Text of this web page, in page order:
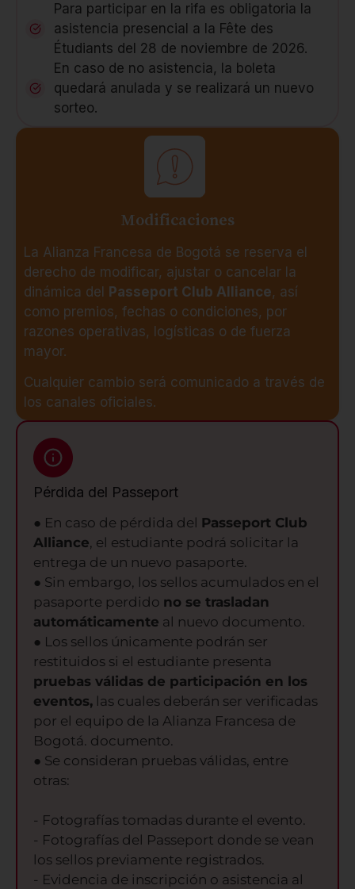
Para participar en la rifa es obligatoria la
asistencia presencial a la Fête des
Étudiants del 28 de noviembre de 2026.
En caso de no asistencia, la boleta
quedará anulada y se realizará un nuevo
sorteo.
Modificaciones
La Alianza Francesa de Bogotá se reserva el
derecho de modificar, ajustar o cancelar la
dinámica del Passeport Club Alliance, así
como premios, fechas o condiciones, por
razones operativas, logísticas o de fuerza
mayor.
Cualquier cambio será comunicado a través de
los canales oficiales.
Pérdida del Passeport
● En caso de pérdida del Passeport Club
Alliance, el estudiante podrá solicitar la
entrega de un nuevo pasaporte.
● Sin embargo, los sellos acumulados en el
pasaporte perdido no se trasladan
automáticamente al nuevo documento.
● Los sellos únicamente podrán ser
restituidos si el estudiante presenta
pruebas válidas de participación en los
eventos, las cuales deberán ser verificadas
por el equipo de la Alianza Francesa de
Bogotá. documento.
● Se consideran pruebas válidas, entre
otras:
- Fotografías tomadas durante el evento.
- Fotografías del Passeport donde se vean
los sellos previamente registrados.
- Evidencia de inscripción o asistencia al